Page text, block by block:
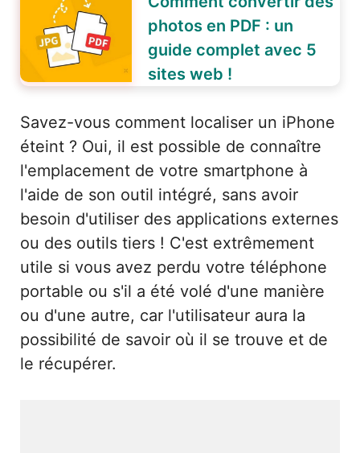
photos en PDF : un
guide complet avec 5
sites web !
Savez-vous comment localiser un iPhone
éteint ? Oui, il est possible de connaître
l'emplacement de votre smartphone à
l'aide de son outil intégré, sans avoir
besoin d'utiliser des applications externes
ou des outils tiers ! C'est extrêmement
utile si vous avez perdu votre téléphone
portable ou s'il a été volé d'une manière
ou d'une autre, car l'utilisateur aura la
possibilité de savoir où il se trouve et de
le récupérer.